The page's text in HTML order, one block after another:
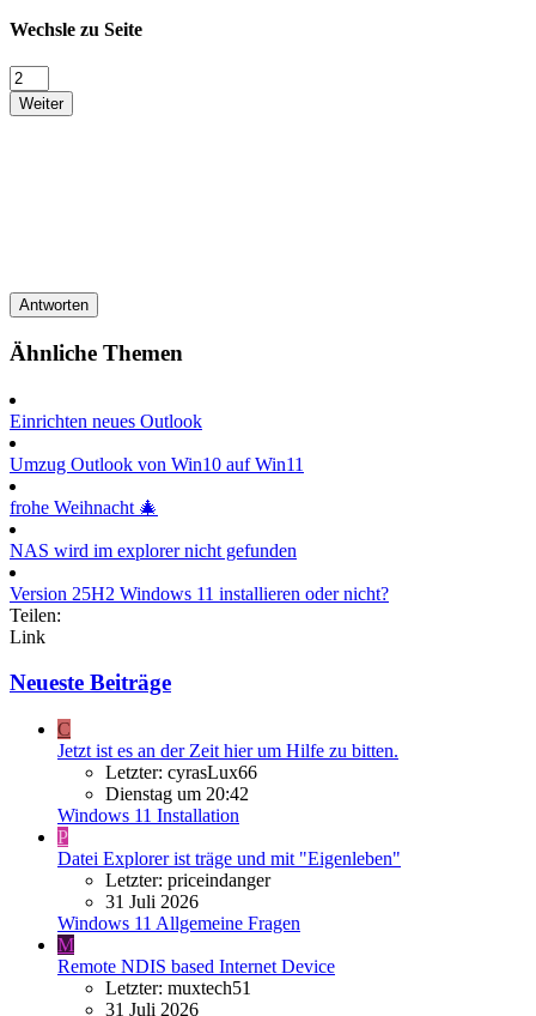
Wechsle zu Seite
Weiter
Antworten
Ähnliche Themen
Einrichten neues Outlook
Umzug Outlook von Win10 auf Win11
frohe Weihnacht 🎄
NAS wird im explorer nicht gefunden
Version 25H2 Windows 11 installieren oder nicht?
Teilen:
Link
Neueste Beiträge
C
Jetzt ist es an der Zeit hier um Hilfe zu bitten.
Letzter: cyrasLux66
Dienstag um 20:42
Windows 11 Installation
P
Datei Explorer ist träge und mit "Eigenleben"
Letzter: priceindanger
31 Juli 2026
Windows 11 Allgemeine Fragen
M
Remote NDIS based Internet Device
Letzter: muxtech51
31 Juli 2026